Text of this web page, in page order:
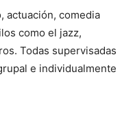
actuación, comedia
como el jazz,
Todas supervisadas
e individualmente